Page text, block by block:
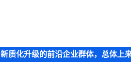
质化升级的前沿企业群体，总体上